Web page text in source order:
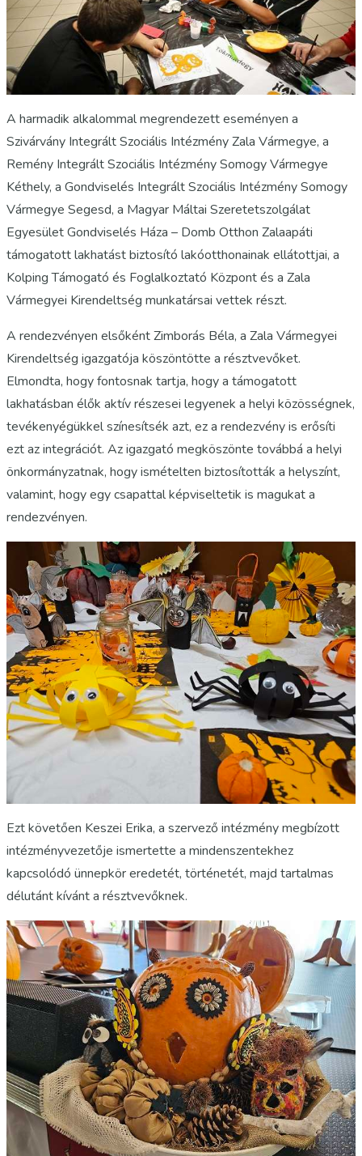
A harmadik alkalommal megrendezett eseményen a
Szivárvány Integrált Szociális Intézmény Zala Vármegye, a
Remény Integrált Szociális Intézmény Somogy Vármegye
Kéthely, a Gondviselés Integrált Szociális Intézmény Somogy
Vármegye Segesd, a Magyar Máltai Szeretetszolgálat
Egyesület Gondviselés Háza – Domb Otthon Zalaapáti
támogatott lakhatást biztosító lakóotthonainak ellátottjai, a
Kolping Támogató és Foglalkoztató Központ és a Zala
Vármegyei Kirendeltség munkatársai vettek részt.
A rendezvényen elsőként Zimborás Béla, a Zala Vármegyei
Kirendeltség igazgatója köszöntötte a résztvevőket.
Elmondta, hogy fontosnak tartja, hogy a támogatott
lakhatásban élők aktív részesei legyenek a helyi közösségnek,
tevékenyégükkel színesítsék azt, ez a rendezvény is erősíti
ezt az integrációt. Az igazgató megköszönte továbbá a helyi
önkormányzatnak, hogy ismételten biztosították a helyszínt,
valamint, hogy egy csapattal képviseltetik is magukat a
rendezvényen.
Ezt követően Keszei Erika, a szervező intézmény megbízott
intézményvezetője ismertette a mindenszentekhez
kapcsolódó ünnepkör eredetét, történetét, majd tartalmas
délutánt kívánt a résztvevőknek.